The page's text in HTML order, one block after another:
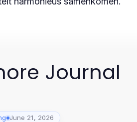
Journal
June 21, 2026